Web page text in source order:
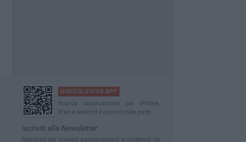
BISCEGLIEVIVA APP
Scarica l'applicazione per iPhone,
iPad e Android e ricevi notizie push
Iscriviti alla Newsletter
Registrati per ricevere aggiornamenti e contenuti da